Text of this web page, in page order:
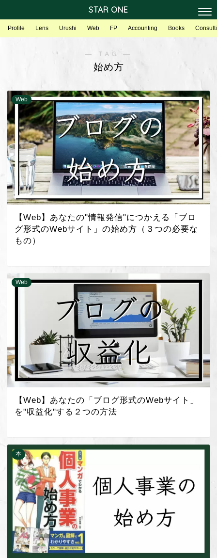
STAR ONE
Profile Lens Urushi Web FP Accounting Books
― TAG ―
始め方
Web
【Web】あなたの"情報発信"につかえる「ブロ
グ形式のWebサイト」の始め方（３つの必要な
もの）
Web
【Web】あなたの「ブログ形式のWebサイト」
を"収益化"する２つの方法
本